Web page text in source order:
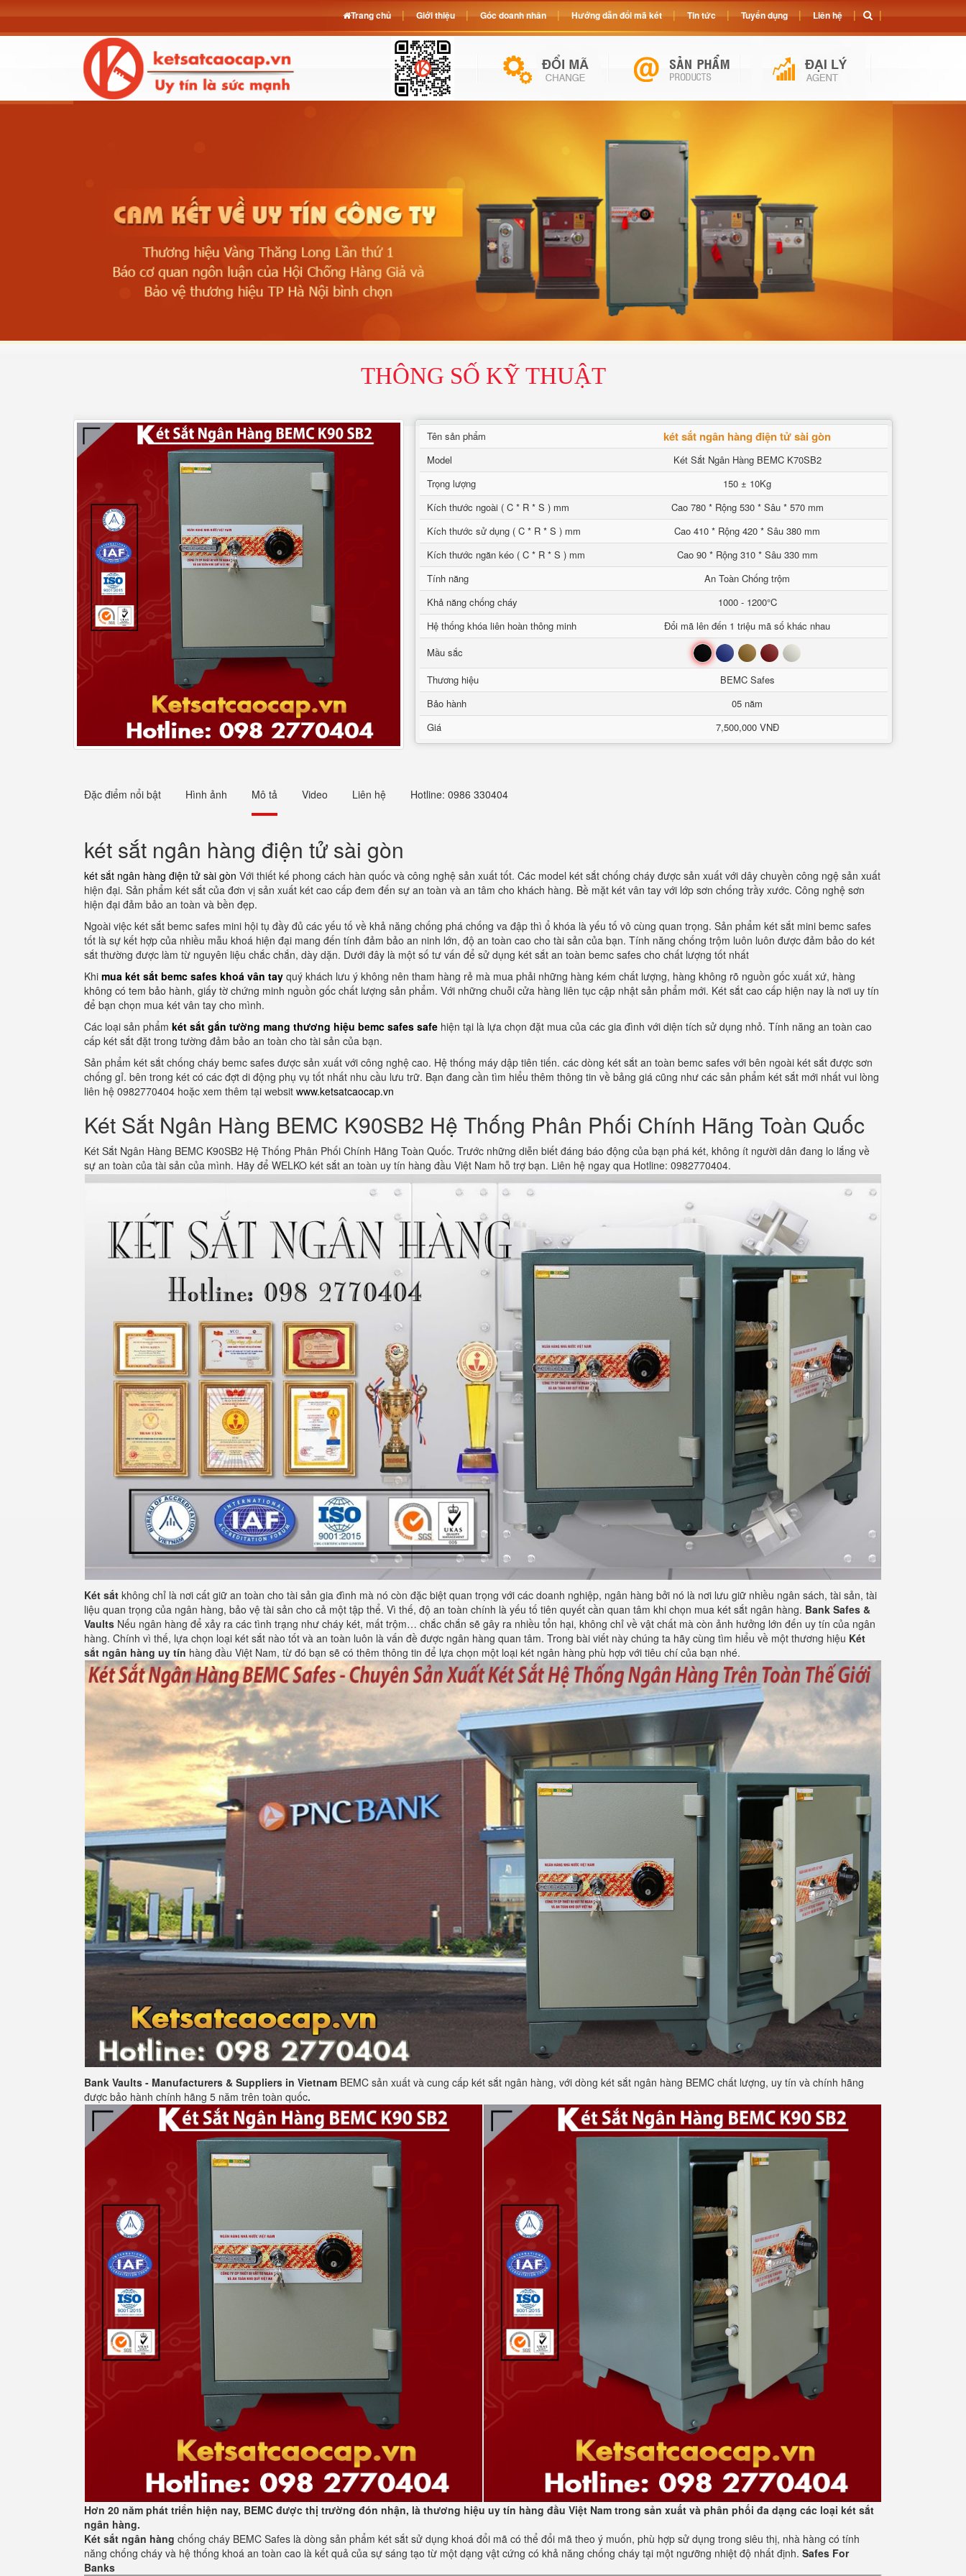
THÔNG SỐ KỸ THUẬT
Tên sản phẩm két sắt ngân hàng điện tử sài gòn
Model
Két Sắt Ngân Hàng BEMC K70SB2
Trọng lượng
150 ± 10Kg
Kích thước ngoài ( C * R * S ) mm
Cao 780 * Rộng 530 * Sâu * 570 mm
Kích thước sử dụng ( C * R * S ) mm
Cao 410 * Rộng 420 * Sâu 380 mm
Kích thước ngăn kéo ( C * R * S ) mm
Cao 90 * Rộng 310 * Sâu 330 mm
Tính năng
An Toàn Chống trộm
Khả năng chống cháy
1000 - 1200°C
Hệ thống khóa liên hoàn thông minh
Đổi mã lên đến 1 triệu mã số khác nhau
Mầu sắc
Đen Xanh Nâu Đỏ Trắng
Thương hiệu
BEMC Safes
Bảo hành
05 năm
Giá
7,500,000 VNĐ
Đặc điểm nổi bật Hình ảnh Mô tả Video Liên hệ Hotline: 0986 330404
két sắt ngân hàng điện tử sài gòn
két sắt ngân hàng điện tử sài gòn Với thiết kế phong cách hàn quốc và công nghệ sản xuất tốt. Các model két sắt chống cháy được sản xuất với dây chuyền công ngệ sản xuất
hiện đại. Sản phẩm két sắt của đơn vị sản xuất két cao cấp đem đến sự an toàn và an tâm cho khách hàng. Bề mặt két vân tay với lớp sơn chống trầy xước. Công nghệ sơn
hiện đại đảm bảo an toàn và bền đẹp.
Ngoài việc két sắt bemc safes mini hội tụ đầy đủ các yếu tố về khả năng chống phá chống va đập thì ổ khóa là yếu tố vô cùng quan trọng. Sản phẩm két sắt mini bemc safes
tốt là sự kết hợp của nhiều mẫu khoá hiện đại mang đến tính đảm bảo an ninh lớn, độ an toàn cao cho tài sản của bạn. Tính năng chống trộm luôn luôn được đảm bảo do két
sắt thường được làm từ nguyên liệu chắc chắn, dày dặn. Dưới đây là một số tư vấn để sử dụng két sắt an toàn bemc safes cho chất lượng tốt nhất
Khi mua két sắt bemc safes khoá vân tay quý khách lưu ý không nên tham hàng rẻ mà mua phải những hàng kém chất lượng, hàng không rõ nguồn gốc xuất xứ, hàng
không có tem bảo hành, giấy tờ chứng minh nguồn gốc chất lượng sản phẩm. Với những chuỗi cửa hàng liên tục cập nhật sản phẩm mới. Két sắt cao cấp hiện nay là nơi uy tín
để bạn chọn mua két vân tay cho mình.
Các loại sản phẩm két sắt gắn tường mang thương hiệu bemc safes safe hiện tại là lựa chọn đặt mua của các gia đình với diện tích sử dụng nhỏ. Tính năng an toàn cao
cấp két sắt đặt trong tường đảm bảo an toàn cho tài sản của bạn.
Sản phẩm két sắt chống cháy bemc safes được sản xuất với công nghệ cao. Hệ thống máy dập tiên tiến. các dòng két sắt an toàn bemc safes với bên ngoài két sắt được sơn
chống gỉ. bên trong két có các đợt di động phụ vụ tốt nhất nhu cầu lưu trữ. Bạn đang cần tìm hiểu thêm thông tin về bảng giá cũng như các sản phẩm két sắt mới nhất vui lòng
liên hệ 0982770404 hoặc xem thêm tại websit www.ketsatcaocap.vn
Két Sắt Ngân Hàng BEMC K90SB2 Hệ Thống Phân Phối Chính Hãng Toàn Quốc
Két Sắt Ngân Hàng BEMC K90SB2 Hệ Thống Phân Phối Chính Hãng Toàn Quốc. Trước những diễn biết đáng báo động của bạn phá két, không ít người dân đang lo lắng về
sự an toàn của tài sản của mình. Hãy để WELKO két sắt an toàn uy tín hàng đầu Việt Nam hỗ trợ bạn. Liên hệ ngay qua Hotline: 0982770404.
Két sắt không chỉ là nơi cất giữ an toàn cho tài sản gia đình mà nó còn đặc biệt quan trọng với các doanh nghiệp, ngân hàng bởi nó là nơi lưu giữ nhiều ngân sách, tài sản, tài
liệu quan trọng của ngân hàng, bảo vệ tài sản cho cả một tập thể. Vì thế, độ an toàn chính là yếu tố tiên quyết cần quan tâm khi chọn mua két sắt ngân hàng. Bank Safes &
Vaults Nếu ngân hàng để xảy ra các tình trạng như cháy két, mất trộm… chắc chắn sẽ gây ra nhiều tổn hại, không chỉ về vật chất mà còn ảnh hưởng lớn đến uy tín của ngân
hàng. Chính vì thế, lựa chọn loại két sắt nào tốt và an toàn luôn là vấn đề được ngân hàng quan tâm. Trong bài viết này chúng ta hãy cùng tìm hiểu về một thương hiệu Két
sắt ngân hàng uy tín hàng đầu Việt Nam, từ đó bạn sẽ có thêm thông tin để lựa chọn một loại két ngân hàng phù hợp với tiêu chí của bạn nhé.
Bank Vaults - Manufacturers & Suppliers in Vietnam BEMC sản xuất và cung cấp két sắt ngân hàng, với dòng két sắt ngân hàng BEMC chất lượng, uy tín và chính hãng
được bảo hành chính hãng 5 năm trên toàn quốc.
Hơn 20 năm phát triển hiện nay, BEMC được thị trường đón nhận, là thương hiệu uy tín hàng đầu Việt Nam trong sản xuất và phân phối đa dạng các loại két sắt
ngân hàng.
Két sắt ngân hàng chống cháy BEMC Safes là dòng sản phẩm két sắt sử dụng khoá đổi mã có thể đổi mã theo ý muốn, phù hợp sử dụng trong siêu thị, nhà hàng có tính
năng chống cháy và hệ thống khoá an toàn cao là kết quả của sự sáng tạo từ một dạng vật cứng có khả năng chống cháy tại một ngưỡng nhiệt độ nhất định. Safes For
Banks
Trang chủ Giới thiệu Góc doanh nhân Hướng dẫn đổi mã két Tin tức Tuyển dụng Liên hệ